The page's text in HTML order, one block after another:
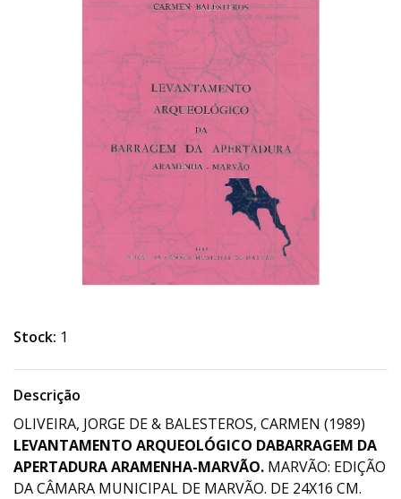
Stock: 1
Descrição
OLIVEIRA, JORGE DE & BALESTEROS, CARMEN (1989)
LEVANTAMENTO ARQUEOLÓGICO DABARRAGEM DA
APERTADURA ARAMENHA-MARVÃO. MARVÃO: EDIÇÃO
DA CÂMARA MUNICIPAL DE MARVÃO. DE 24X16 CM.